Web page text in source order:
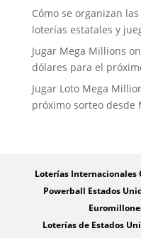
Cómo se organizan
loterías estatales y
Jugar Mega Millions
dólares para el
Jugar Loto Mega
próximo sorteo desde
Loterías Internacionales
Powerball Estados
Loterías de Estados